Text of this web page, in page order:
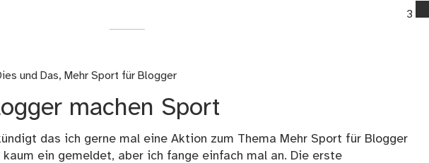
3
und Das, Mehr Sport für Blogger
machen Sport
das ich gerne mal eine Aktion zum Thema Mehr Sport für Blogger
ein gemeldet, aber ich fange einfach mal an. Die erste